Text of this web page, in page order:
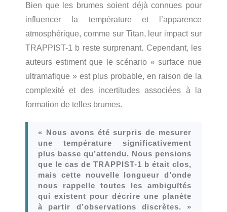
Bien que les brumes soient déjà connues pour
influencer la température et l’apparence
atmosphérique, comme sur Titan, leur impact sur
TRAPPIST-1 b reste surprenant. Cependant, les
auteurs estiment que le scénario « surface nue
ultramafique » est plus probable, en raison de la
complexité et des incertitudes associées à la
formation de telles brumes.
« Nous avons été surpris de mesurer
une température significativement
plus basse qu’attendu. Nous pensions
que le cas de TRAPPIST-1 b était clos,
mais cette nouvelle longueur d’onde
nous rappelle toutes les ambiguïtés
qui existent pour décrire une planète
à partir d’observations discrètes. »